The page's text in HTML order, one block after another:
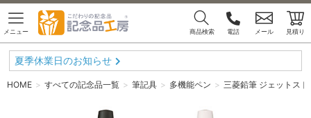
メニュー 商品検索 電話 メール 見積り
夏季休業日のお知らせ
HOME すべての記念品一覧 筆記具 多機能ペン 三菱鉛筆 ジェットス